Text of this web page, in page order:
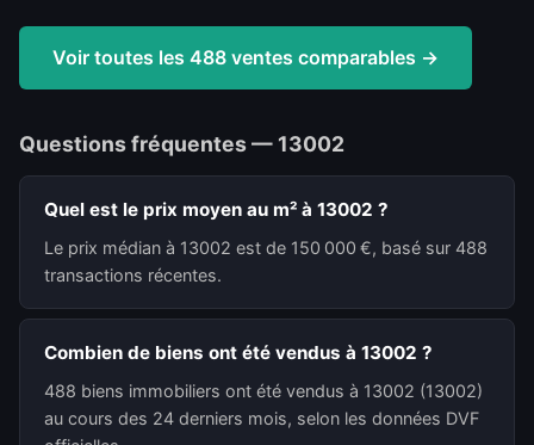
Voir toutes les 488 ventes comparables →
Questions fréquentes — 13002
Quel est le prix moyen au m² à 13002 ?
Le prix médian à 13002 est de 150 000 €, basé sur 488
transactions récentes.
Combien de biens ont été vendus à 13002 ?
488 biens immobiliers ont été vendus à 13002 (13002)
au cours des 24 derniers mois, selon les données DVF